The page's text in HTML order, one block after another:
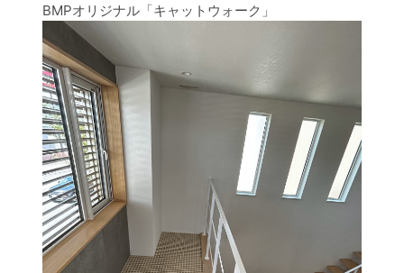
BMPオリジナル「キャットウォーク」